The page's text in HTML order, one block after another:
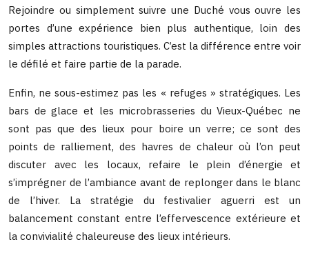
Rejoindre ou simplement suivre une Duché vous ouvre les
portes d’une expérience bien plus authentique, loin des
simples attractions touristiques. C’est la différence entre voir
le défilé et faire partie de la parade.
Enfin, ne sous-estimez pas les « refuges » stratégiques. Les
bars de glace et les microbrasseries du Vieux-Québec ne
sont pas que des lieux pour boire un verre; ce sont des
points de ralliement, des havres de chaleur où l’on peut
discuter avec les locaux, refaire le plein d’énergie et
s’imprégner de l’ambiance avant de replonger dans le blanc
de l’hiver. La stratégie du festivalier aguerri est un
balancement constant entre l’effervescence extérieure et
la convivialité chaleureuse des lieux intérieurs.